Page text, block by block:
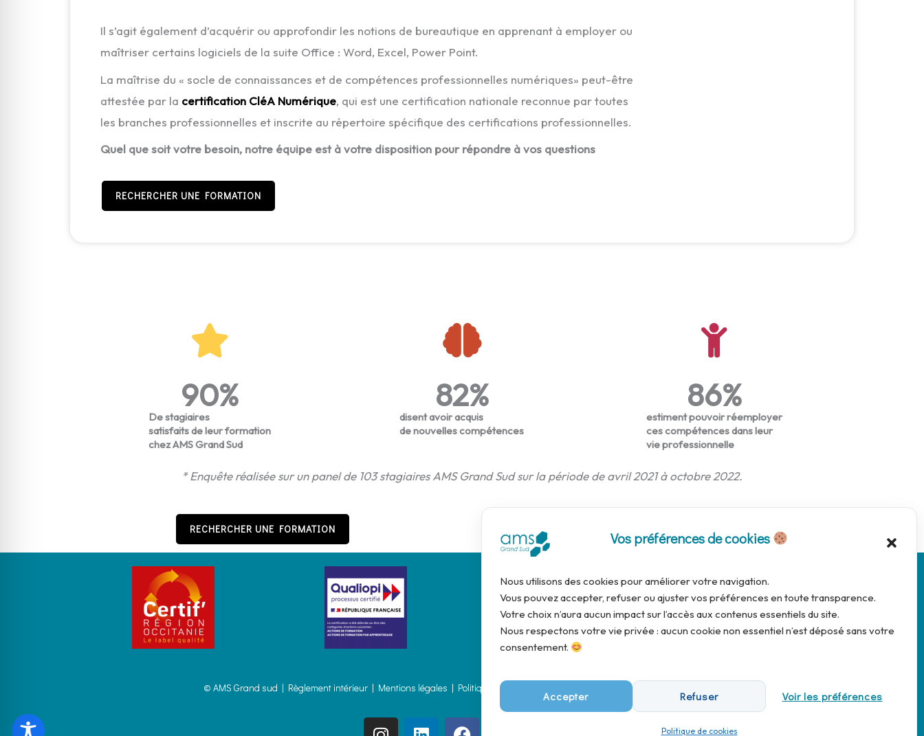
Vos préférences de cookies
Nous utilisons des cookies pour améliorer votre navigation.
Vous pouvez accepter, refuser ou ajuster vos préférences en toute transparence.
Votre choix n’aura aucun impact sur l’accès aux contenus essentiels du site.
Nous respectons votre vie privée : aucun cookie non essentiel n’est déposé sans votre
consentement.
Accepter Refuser Voir les préférences
Politique de cookies
Il s’agit également d’acquérir ou approfondir les notions de bureautique en apprenant à employer ou
maîtriser certains logiciels de la suite Office : Word, Excel, Power Point.
La maîtrise du « socle de connaissances et de compétences professionnelles numériques» peut-être
attestée par la certification CléA Numérique, qui est une certification nationale reconnue par toutes
les branches professionnelles et inscrite au répertoire spécifique des certifications professionnelles.
Quel que soit votre besoin, notre équipe est à votre disposition pour répondre à vos questions
RECHERCHER UNE FORMATION
De stagiaires
satisfaits de leur formation
chez AMS Grand Sud
90%
disent avoir acquis
de nouvelles compétences
82%
estiment pouvoir réemployer
ces compétences dans leur
vie professionnelle
86%
* Enquête réalisée sur un panel de 103 stagiaires AMS Grand Sud sur la période de avril 2021 à octobre 2022.
RECHERCHER UNE FORMATION
© AMS Grand sud | Règlement intérieur | Mentions légales | Politique de Confidentialité Politique de cookies
I L F